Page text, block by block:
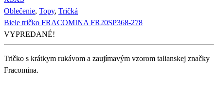
Oblečenie, Topy, Tričká
Biele tričko FRACOMINA FR20SP368-278
VYPREDANÉ!
Tričko s krátkym rukávom a zaujímavým vzorom talianskej značky
Fracomina.